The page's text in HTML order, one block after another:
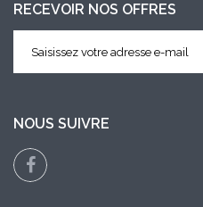
RECEVOIR NOS OFFRES
NOUS SUIVRE